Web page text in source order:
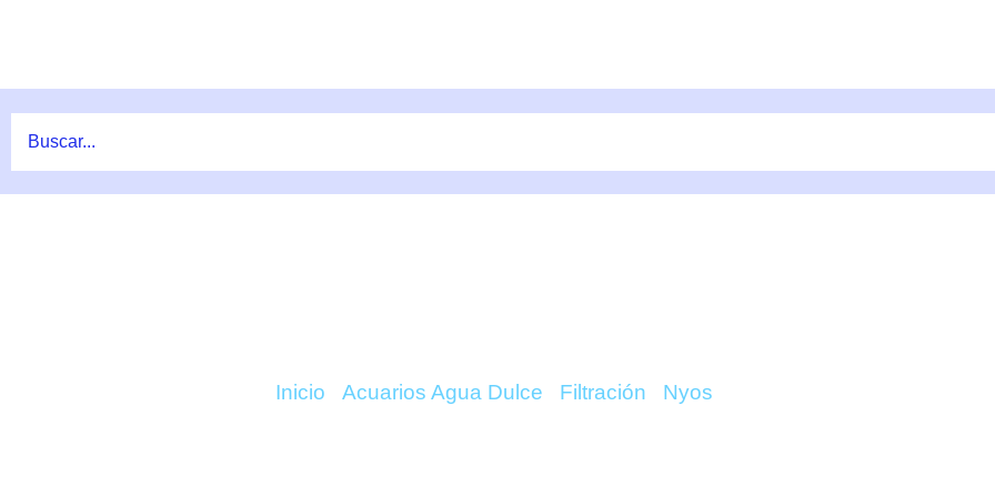
Inicio Acuarios Agua Dulce Filtración Nyos